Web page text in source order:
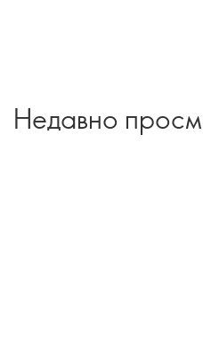
Недавно